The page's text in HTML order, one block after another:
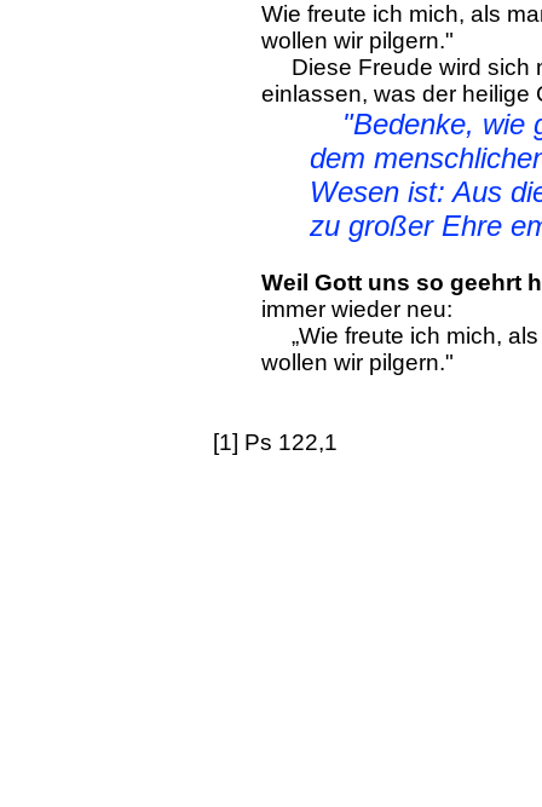
Wie freute ich mich, als
wollen wir pilgern."
Diese Freude wird sich
einlassen, was der heilige
"Bedenke, wie
dem
Wesen ist: Aus
zu großer Ehre
Weil Gott uns so geehrt
immer wieder neu:
„Wie freute ich mich,
wollen wir pilgern."
[1] Ps 122,1